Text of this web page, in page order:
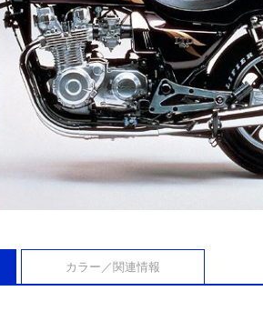
カラー／関連情報